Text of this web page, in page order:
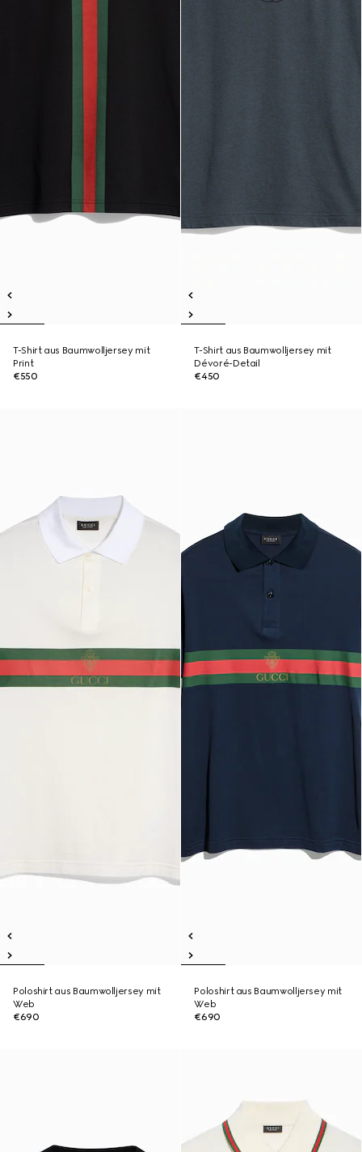
T-Shirt aus Baumwolljersey mit
Print
€550
T-Shirt aus Baumwolljersey mit
Dévoré-Detail
€450
Poloshirt aus Baumwolljersey mit
Web
€690
Poloshirt aus Baumwolljersey mit
Web
€690